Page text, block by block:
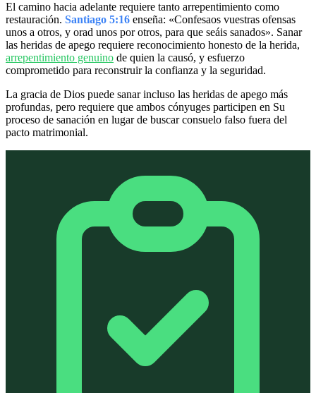
El camino hacia adelante requiere tanto arrepentimiento como
restauración. Santiago 5:16 enseña: «Confesaos vuestras ofensas
unos a otros, y orad unos por otros, para que seáis sanados». Sanar
las heridas de apego requiere reconocimiento honesto de la herida,
arrepentimiento genuino de quien la causó, y esfuerzo
comprometido para reconstruir la confianza y la seguridad.
La gracia de Dios puede sanar incluso las heridas de apego más
profundas, pero requiere que ambos cónyuges participen en Su
proceso de sanación en lugar de buscar consuelo falso fuera del
pacto matrimonial.